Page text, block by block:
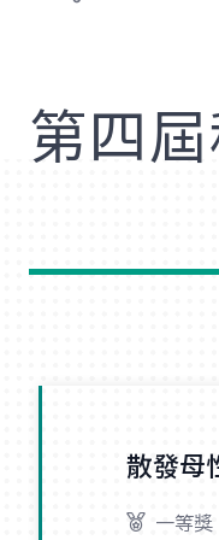
第四
散發母
一等獎